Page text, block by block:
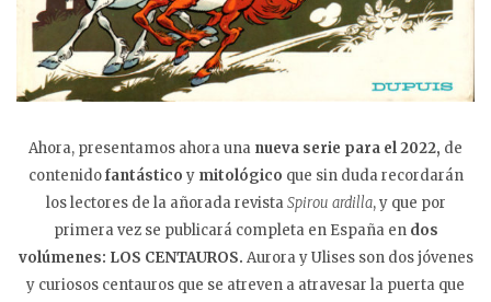
Ahora, presentamos ahora una nueva serie para el 2022, de
contenidofantástico y mitológico que sin duda recordarán
los lectores de la añorada revistaSpirou ardilla, y que por
primera vez se publicará completa en España en dos
volúmenes: LOS CENTAUROS. Aurora y Ulises son dos jóvenes
y curiosos centauros que se atreven a atravesar la puerta que